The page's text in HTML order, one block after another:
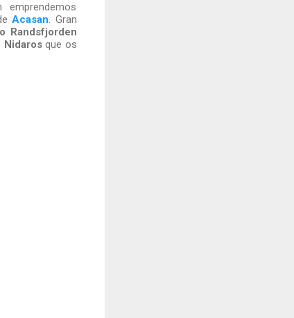
Acasan. Gran
Randsfjorden
Nidaros que os